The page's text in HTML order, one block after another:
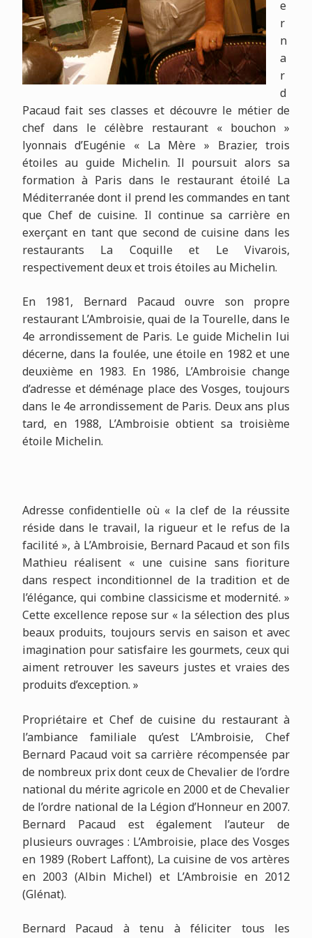
e
r
n
a
r
d
Pacaud fait ses classes et découvre le métier de
chef dans le célèbre restaurant « bouchon »
lyonnais d’Eugénie « La Mère » Brazier, trois
étoiles au guide Michelin. Il poursuit alors sa
formation à Paris dans le restaurant étoilé La
Méditerranée dont il prend les commandes en tant
que Chef de cuisine. Il continue sa carrière en
exerçant en tant que second de cuisine dans les
restaurants La Coquille et Le Vivarois,
respectivement deux et trois étoiles au Michelin.
En 1981, Bernard Pacaud ouvre son propre
restaurant L’Ambroisie, quai de la Tourelle, dans le
4e arrondissement de Paris. Le guide Michelin lui
décerne, dans la foulée, une étoile en 1982 et une
deuxième en 1983. En 1986, L’Ambroisie change
d’adresse et déménage place des Vosges, toujours
dans le 4e arrondissement de Paris. Deux ans plus
tard, en 1988, L’Ambroisie obtient sa troisième
étoile Michelin.
Adresse confidentielle où « la clef de la réussite
réside dans le travail, la rigueur et le refus de la
facilité », à L’Ambroisie, Bernard Pacaud et son fils
Mathieu réalisent « une cuisine sans fioriture
dans respect inconditionnel de la tradition et de
l’élégance, qui combine classicisme et modernité. »
Cette excellence repose sur « la sélection des plus
beaux produits, toujours servis en saison et avec
imagination pour satisfaire les gourmets, ceux qui
aiment retrouver les saveurs justes et vraies des
produits d’exception. »
Propriétaire et Chef de cuisine du restaurant à
l’ambiance familiale qu’est L’Ambroisie, Chef
Bernard Pacaud voit sa carrière récompensée par
de nombreux prix dont ceux de Chevalier de l’ordre
national du mérite agricole en 2000 et de Chevalier
de l’ordre national de la Légion d’Honneur en 2007.
Bernard Pacaud est également l’auteur de
plusieurs ouvrages : L’Ambroisie, place des Vosges
en 1989 (Robert Laffont), La cuisine de vos artères
en 2003 (Albin Michel) et L’Ambroisie en 2012
(Glénat).
Bernard Pacaud à tenu à féliciter tous les